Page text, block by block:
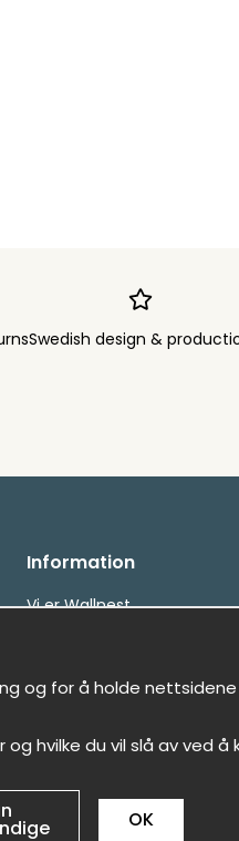
Swedish design &
Information
Vi er Wallnest
og for å holde
hvilke du vil slå av ved å
OK